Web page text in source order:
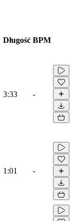
Długość BPM
3:33 -
1:01 -